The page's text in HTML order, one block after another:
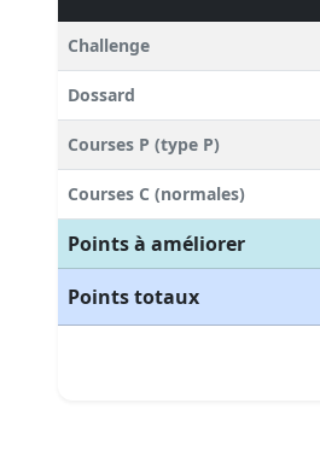
Challenge
Dossard
Courses P (type P)
Courses C (normales)
Points à améliorer
Points totaux